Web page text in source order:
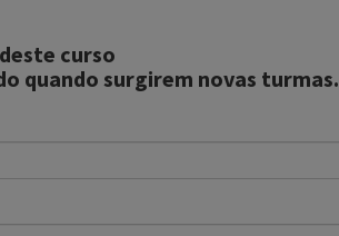
curso
quando surgirem novas turmas.